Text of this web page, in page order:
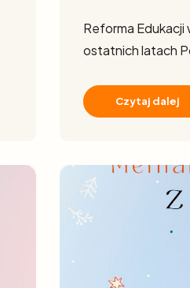
Reforma Edukacji
ostatnich latach
Czytaj dalej